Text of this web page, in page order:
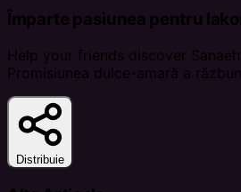
Împarte pasiunea pentru
Help your friends discover
Promisiunea dulce-amară a
Distribuie